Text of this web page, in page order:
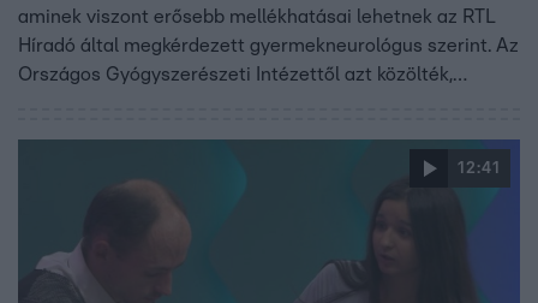
aminek viszont erősebb mellékhatásai lehetnek az RTL
Híradó által megkérdezett gyermekneurológus szerint. Az
Országos Gyógyszerészeti Intézettől azt közölték,
12:41